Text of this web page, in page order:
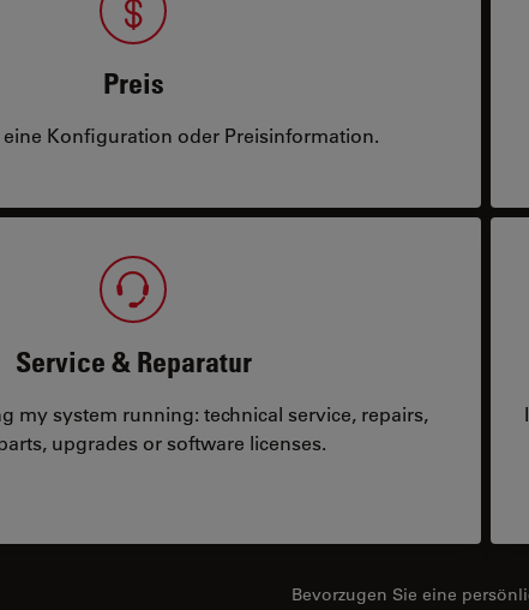
Preis
eine Konfiguration oder Preisinformation.
Service & Reparatur
my system running: technical service, repairs,
upgrades or software licenses.
Bevorzugen Sie eine